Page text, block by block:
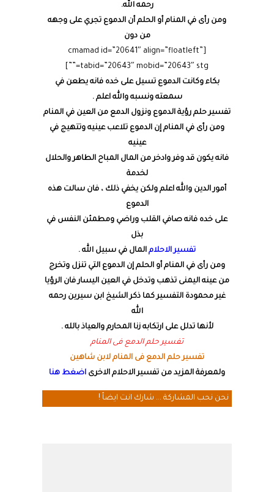
رحمه الله.
ومن رأى في المنام أو الحلم أن الدموع تجري على وجهه
من دون
[cmamad id=”20641″ align=”floatleft”
tabid=”20643″ mobid=”20643″ stg=””]
بكاء وكانت الدموع تسيل على خده فانه يطعن في
سمعته ونسبه والله اعلم .
تفسير حلم رؤية الدموع ونزول الدمع من العين في المنام
ومن رأى في المنام إن الدموع تلاعب عينيه وتتهيج في
عينيه
فانه يكون قد وفر وادخر من المال المباح الطاهر والحلال
لخدمة
أمور الدين والله اعلم ولكن يخفي ذلك ، فان سالت هذه
الدموع
على خده فانه صافي القلب وراضي ومطمئن النفس في
بذل
تفسير الاحلام المال في سبيل الله .
ومن رأى في المنام أو الحلم إن الدموع التي تنزل وتخرج
من عينه اليمنى تذهب وتدخل في العين اليسار فان الرؤيا
غير محمودة التفسير كما ذكر الشيخ ابن سيرين رحمه
الله
لأنها تدلل على ارتكابه زنا المحارم والعياذ بالله .
تفسير حلم الدمع فى المنام
تفسير حلم الدمع فى المنام لابن شاهين
ولمعرفة المزيد من تفسير الاحلام الاخرى اضغط هنا
نحن نحب المشاركة ... شارك انت ايضاً !